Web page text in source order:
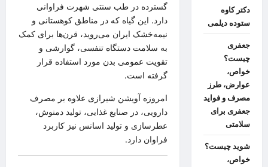
گسترده در طب سنتی شهرت فراوانی
دارد. این گیاه که در مناطق کوهستانی و
نیمه‌خشک ایران می‌روید، قرن‌ها برای کمک
به سلامت دستگاه تنفسی، گوارشی و
تقویت عمومی بدن مورد استفاده قرار
گرفته است.
امروزه آویشن شیرازی علاوه بر مصرف
دارویی، در صنایع غذایی، تولید دمنوش،
عطرسازی و تولید اسانس نیز کاربرد
فراوان دارد.
دکتر کاوه
ستوده دیلمی
جعفری
چیست؟
خواص،
عوارض، طرز
مصرف و فواید
جعفری برای
سلامتی
شوید چیست؟
خواص،